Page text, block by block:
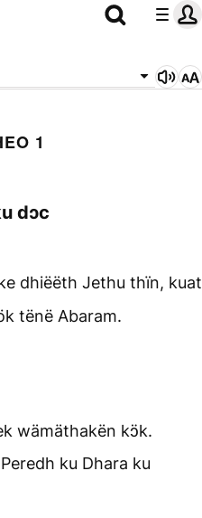
1
dɔc
dhiëëth Jethu thïn, kuat
tënë Abaram.
wämäthakën kɔ̈k.
ku Dhara ku